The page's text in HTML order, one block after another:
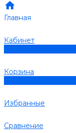
Главная
Кабинет
Корзина
Избранные
Сравнение